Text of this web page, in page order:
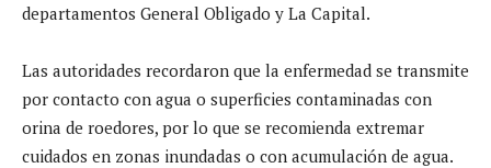
departamentos General Obligado y La Capital.
Las autoridades recordaron que la enfermedad se transmite
por contacto con agua o superficies contaminadas con
orina de roedores, por lo que se recomienda extremar
cuidados en zonas inundadas o con acumulación de agua.